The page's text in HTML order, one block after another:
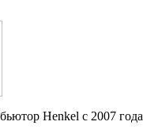
Henkel с 2007 года